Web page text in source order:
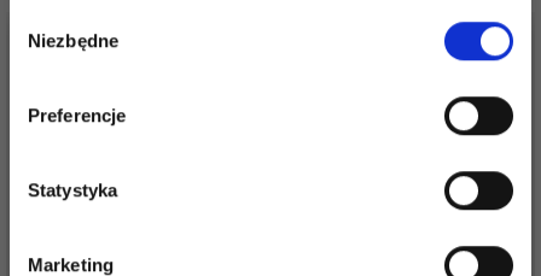
zgody
Niezbędne
Preferencje
Statystyka
Marketing
40%Promocja
miłośników włóczek i uzyskaj wyłączny
dostęp do inspirujących wzorów na druty i